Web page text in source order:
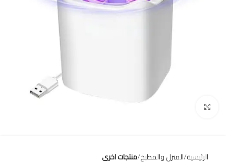
الرئيسية المنزل والمطبخ منتجات اخرى